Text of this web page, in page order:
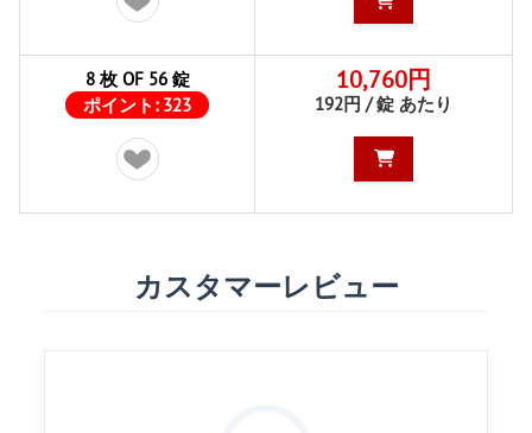
8 枚 OF 56 錠
ポイント: 323
10,760円
192円 / 錠 あたり
カスタマーレビュー